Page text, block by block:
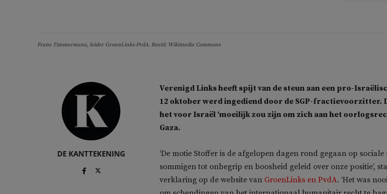
Frans Timmermans, leider GroenLinks-PvdA. Beeld: Wikimedia Commons
DE KANTTEKENING
Verenigd Links heeft spijt van de steun aan een pro-
12 oktober werd ingediend door de SGP-fractievoorzitter.
het voor Israël ‘moeilijk zou zijn om zich aan het
Gaza.
‘De motie Stoffer is de afgelopen dagen rond gegaan op
sommigen tot onbegrip en boosheid geleid over onze positie’,
verklaring op de website van GroenLinks en PvdA. ‘Het was